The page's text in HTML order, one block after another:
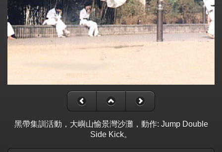
黑帶集訓活動，大嶼山愉景灣沙灘，動作: Jump Double
Side Kick。